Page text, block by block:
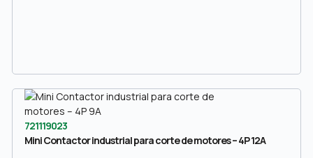
721119023
Mini Contactor industrial para corte de motores – 4P 12A